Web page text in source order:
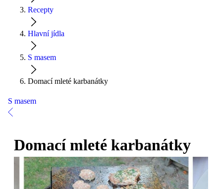
Recepty
Hlavní jídla
S masem
Domací mleté karbanátky
S masem
Domací mleté karbanátky